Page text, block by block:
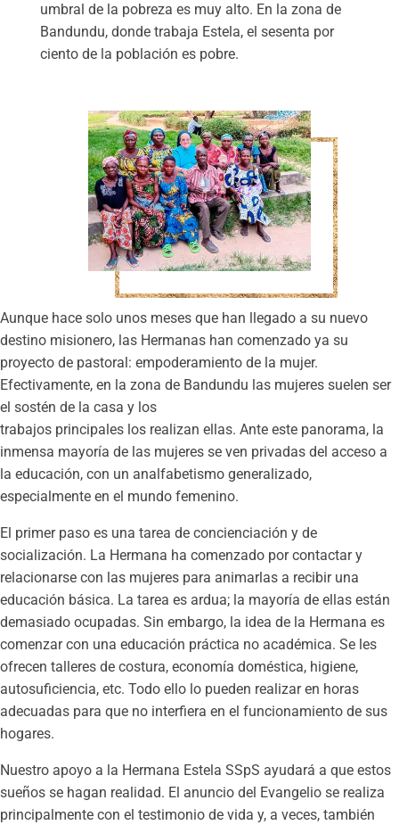
umbral de la pobreza es muy alto. En la zona de
Bandundu, donde trabaja Estela, el sesenta por
ciento de la población es pobre.
Aunque hace solo unos meses que han llegado a su nuevo
destino misionero, las Hermanas han comenzado ya su
proyecto de pastoral: empoderamiento de la mujer.
Efectivamente, en la zona de Bandundu las mujeres suelen ser
el sostén de la casa y los
trabajos principales los realizan ellas. Ante este panorama, la
inmensa mayoría de las mujeres se ven privadas del acceso a
la educación, con un analfabetismo generalizado,
especialmente en el mundo femenino.
El primer paso es una tarea de concienciación y de
socialización. La Hermana ha comenzado por contactar y
relacionarse con las mujeres para animarlas a recibir una
educación básica. La tarea es ardua; la mayoría de ellas están
demasiado ocupadas. Sin embargo, la idea de la Hermana es
comenzar con una educación práctica no académica. Se les
ofrecen talleres de costura, economía doméstica, higiene,
autosuficiencia, etc. Todo ello lo pueden realizar en horas
adecuadas para que no interfiera en el funcionamiento de sus
hogares.
Nuestro apoyo a la Hermana Estela SSpS ayudará a que estos
sueños se hagan realidad. El anuncio del Evangelio se realiza
principalmente con el testimonio de vida y, a veces, también